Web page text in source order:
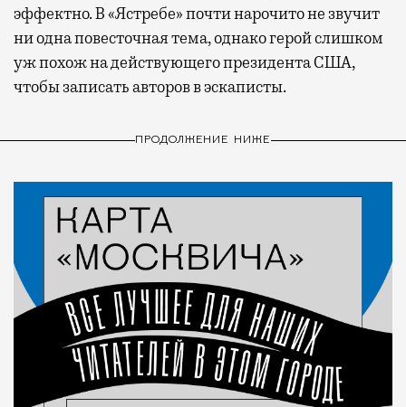
эффектно. В «Ястребе» почти нарочито не звучит
ни одна повесточная тема, однако герой слишком
уж похож на действующего президента США,
чтобы записать авторов в эскаписты.
ПРОДОЛЖЕНИЕ НИЖЕ